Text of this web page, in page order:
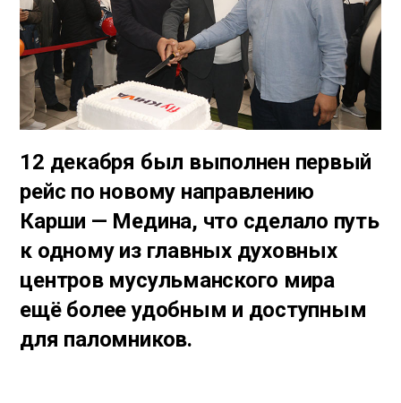
12 декабря был выполнен первый
рейс по новому направлению
Карши — Медина, что сделало путь
к одному из главных духовных
центров мусульманского мира
ещё более удобным и доступным
для паломников.